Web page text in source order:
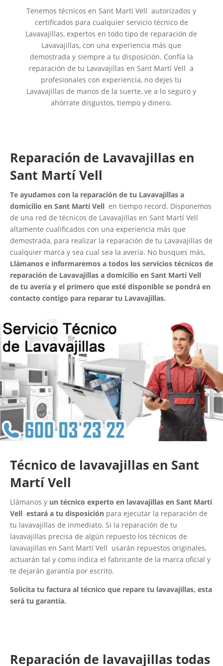
Tenemos técnicos en Sant Martí Vell autorizados y
certificados para cualquier servicio técnico de
Lavavajillas, expertos en todo tipo de reparación de
Lavavajillas, con una experiencia más que
demostrada y siempre a tu disposición. Confía la
reparación de tu Lavavajillas en Sant Martí Vell a
profesionales con experiencia, no dejes tu
Lavavajillas de manos de la suerte, ve a lo seguro y
ahórrate disgustos, tiempo y dinero.
Reparación de Lavavajillas en
Sant Martí Vell
Te ayudamos con la reparación de tu Lavavajillas a
domicilio en Sant Martí Vell en tiempo record. Disponemos
de una red de técnicos de Lavavajillas en Sant Martí Vell
altamente cualificados con una experiencia más que
demostrada, para realizar la reparación de tu Lavavajillas de
cualquier marca y sea cual sea la avería. No busques más,
Llámanos e informaremos a todos los servicios técnicos de
reparación de Lavavajillas a domicilio en Sant Martí Vell
de tu avería y el primero que esté disponible se pondrá en
contacto contigo para reparar tu Lavavajillas.
Técnico de lavavajillas en Sant
Martí Vell
Llámanos y un técnico experto en lavavajillas en Sant Martí
Vell estará a tu disposición para ejecutar la reparación de
tu lavavajillas de inmediato. Si la reparación de tu
lavavajillas precisa de algún repuesto los técnicos de
lavavajillas en Sant Martí Vell usarán repuestos originales,
actuarán tal y como indica el fabricante de la marca oficial y
te dejarán garantía por escrito.
Solicita tu factura al técnico que repare tu lavavajillas, esta
será tu garantía.
Reparación de lavavajillas todas